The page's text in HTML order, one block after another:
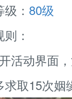
： 80级
：
动界面，
取15次姻